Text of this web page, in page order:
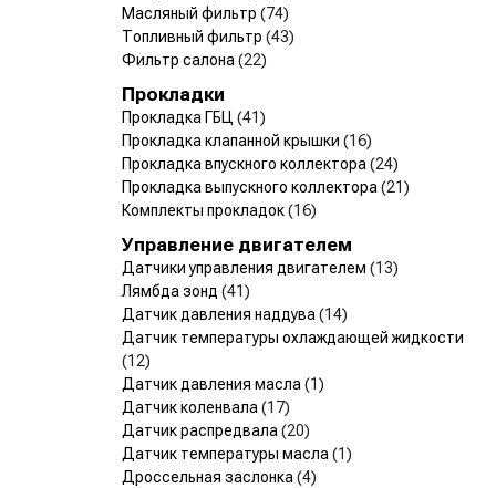
Масляный фильтр (74)
Топливный фильтр (43)
Фильтр салона (22)
Прокладки
Прокладка ГБЦ (41)
Прокладка клапанной крышки (16)
Прокладка впускного коллектора (24)
Прокладка выпускного коллектора (21)
Комплекты прокладок(16)
Управление двигателем
Датчики управления двигателем (13)
Лямбда зонд (41)
Датчик давления наддува (14)
Датчик температуры охлаждающей жидкости
(12)
Датчик давления масла (1)
Датчик коленвала (17)
Датчик распредвала (20)
Датчик температуры масла (1)
Дроссельная заслонка (4)